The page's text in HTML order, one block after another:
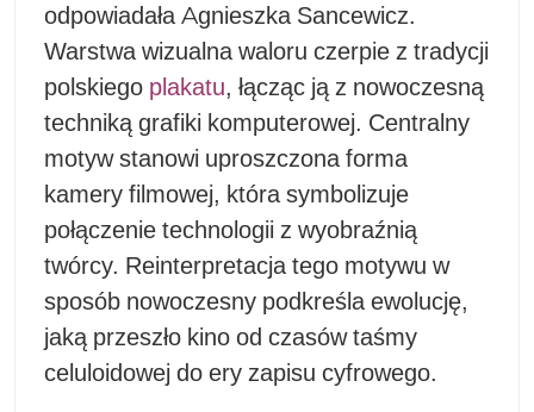
odpowiadała Agnieszka Sancewicz.
Warstwa wizualna waloru czerpie z tradycji
polskiego plakatu, łącząc ją z nowoczesną
techniką grafiki komputerowej. Centralny
motyw stanowi uproszczona forma
kamery filmowej, która symbolizuje
połączenie technologii z wyobraźnią
twórcy. Reinterpretacja tego motywu w
sposób nowoczesny podkreśla ewolucję,
jaką przeszło kino od czasów taśmy
celuloidowej do ery zapisu cyfrowego.